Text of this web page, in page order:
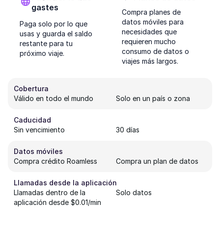
gastes
Paga solo por lo que
usas y guarda el saldo
restante para tu
próximo viaje.
Compra planes de
datos móviles para
necesidades que
requieren mucho
consumo de datos o
viajes más largos.
Cobertura
Válido en todo el mundo
Solo en un país o zona
Caducidad
Sin vencimiento
30 días
Datos móviles
Compra crédito Roamless
Compra un plan de datos
Llamadas desde la aplicación
Llamadas dentro de la
aplicación desde $0.01/min
Solo datos